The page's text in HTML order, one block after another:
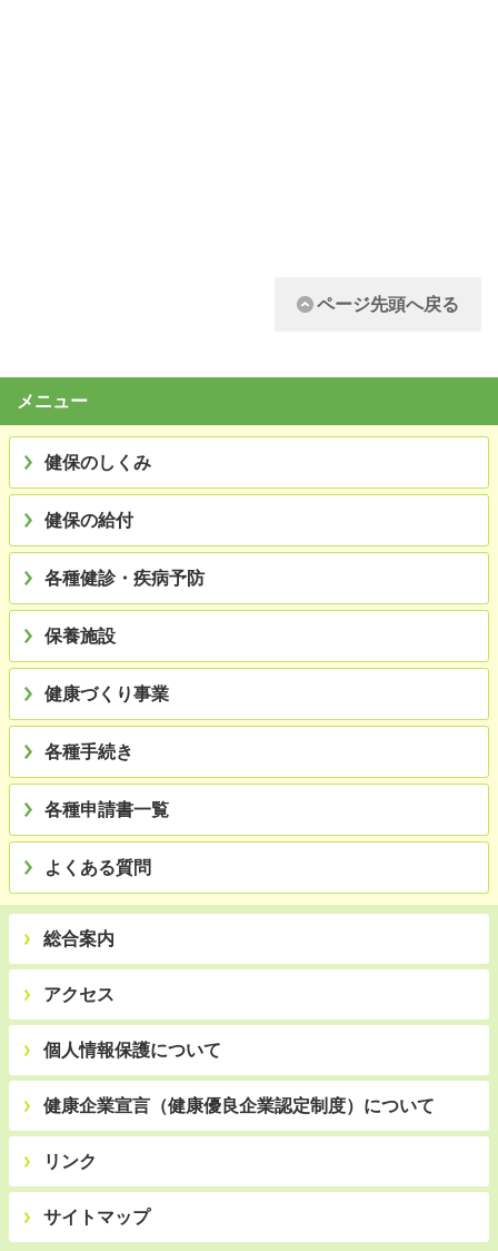
ページ先頭へ戻る
メニュー
健保のしくみ
健保の給付
各種健診・疾病予防
保養施設
健康づくり事業
各種手続き
各種申請書一覧
よくある質問
総合案内
アクセス
個人情報保護について
健康企業宣言（健康優良企業認定制度）について
リンク
サイトマップ